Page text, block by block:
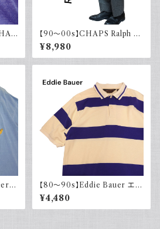
ラ
古
【90～00s】CHAPS Ralph La
uren チャップス ラルフローレン
¥8,980
バ
ラ
【80～90s】Eddie Bauer エデ
ィバウアー ポロシャツ 太ボーダ
ー 黒タグ
¥4,480